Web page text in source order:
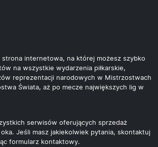
strona internetowa, na której możesz szybko
na wszystkie wydarzenia piłkarskie,
reprezentacji narodowych w Mistrzostwach
Świata, aż po mecze największych lig w
serwisów oferujących sprzedaż
Jeśli masz jakiekolwiek pytania, skontaktuj
formularz kontaktowy.